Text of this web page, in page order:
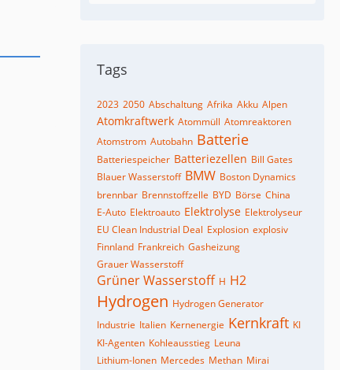
Tags
2023 2050 Abschaltung Afrika Akku Alpen
Atomkraftwerk Atommüll Atomreaktoren
Atomstrom Autobahn Batterie
Batteriespeicher Batteriezellen Bill Gates
Blauer Wasserstoff BMW Boston Dynamics
brennbar Brennstoffzelle BYD Börse China
E-Auto Elektroauto Elektrolyse Elektrolyseur
EU Clean Industrial Deal Explosion explosiv
Finnland Frankreich Gasheizung
Grauer Wasserstoff
Grüner Wasserstoff H H2
Hydrogen Hydrogen Generator
Industrie Italien Kernenergie Kernkraft KI
KI-Agenten Kohleausstieg Leuna
Lithium-Ionen Mercedes Methan Mirai